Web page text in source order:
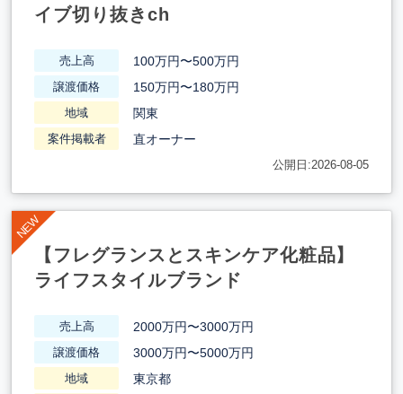
イブ切り抜きch
売上高 100万円〜500万円
譲渡価格 150万円〜180万円
地域 関東
案件掲載者 直オーナー
公開日:2026-08-05
【フレグランスとスキンケア化粧品】
ライフスタイルブランド
売上高 2000万円〜3000万円
譲渡価格 3000万円〜5000万円
地域 東京都